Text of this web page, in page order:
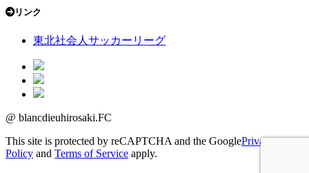
リンク
東北社会人サッカーリーグ
@ blancdieuhirosaki.FC
This site is protected by reCAPTCHA and the GooglePrivacy
Policy and Terms of Service apply.